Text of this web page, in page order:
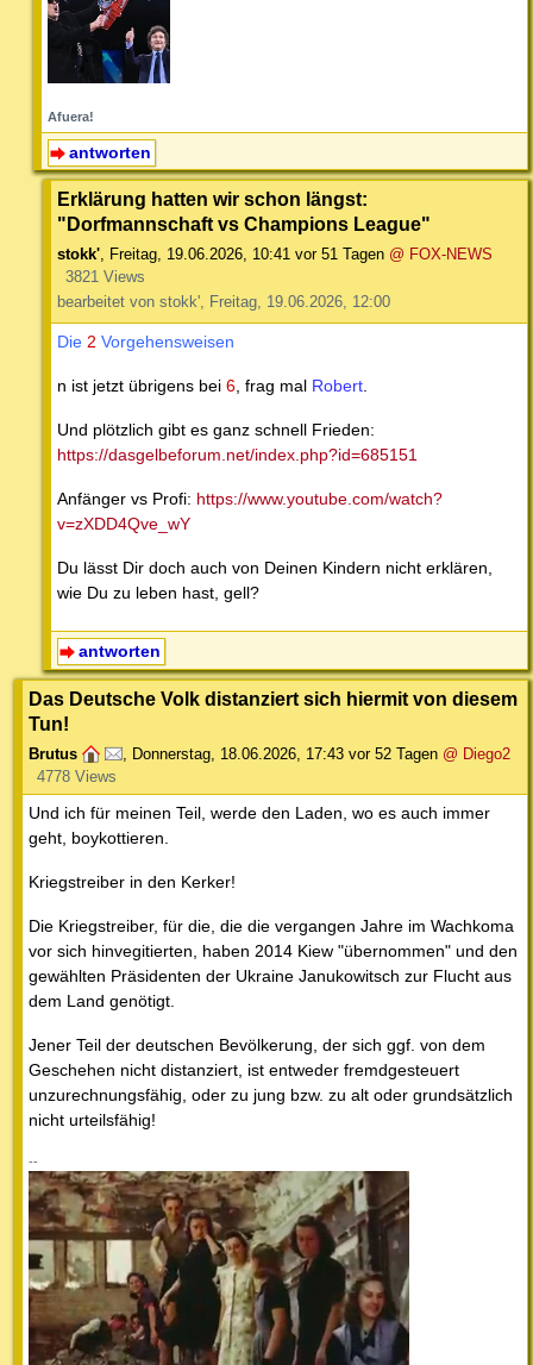
Afuera!
antworten
Erklärung hatten wir schon längst:
"Dorfmannschaft vs Champions League"
stokk', Freitag, 19.06.2026, 10:41 vor 51 Tagen @ FOX-NEWS
3821 Views
bearbeitet von stokk', Freitag, 19.06.2026, 12:00
Die 2 Vorgehensweisen
n ist jetzt übrigens bei 6, frag mal Robert.
Und plötzlich gibt es ganz schnell Frieden:
https://dasgelbeforum.net/index.php?id=685151
Anfänger vs Profi: https://www.youtube.com/watch?
v=zXDD4Qve_wY
Du lässt Dir doch auch von Deinen Kindern nicht erklären,
wie Du zu leben hast, gell?
antworten
Das Deutsche Volk distanziert sich hiermit von diesem
Tun!
Brutus , Donnerstag, 18.06.2026, 17:43 vor 52 Tagen @ Diego2
4778 Views
Und ich für meinen Teil, werde den Laden, wo es auch immer
geht, boykottieren.
Kriegstreiber in den Kerker!
Die Kriegstreiber, für die, die die vergangen Jahre im Wachkoma
vor sich hinvegitierten, haben 2014 Kiew "übernommen" und den
gewählten Präsidenten der Ukraine Janukowitsch zur Flucht aus
dem Land genötigt.
Jener Teil der deutschen Bevölkerung, der sich ggf. von dem
Geschehen nicht distanziert, ist entweder fremdgesteuert
unzurechnungsfähig, oder zu jung bzw. zu alt oder grundsätzlich
nicht urteilsfähig!
--